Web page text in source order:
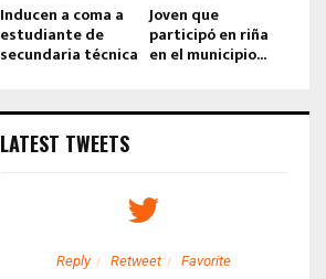
Inducen a coma a
estudiante de
secundaria técnica
Joven que
participó en riña
en el municipio...
LATEST TWEETS
Reply Retweet Favorite